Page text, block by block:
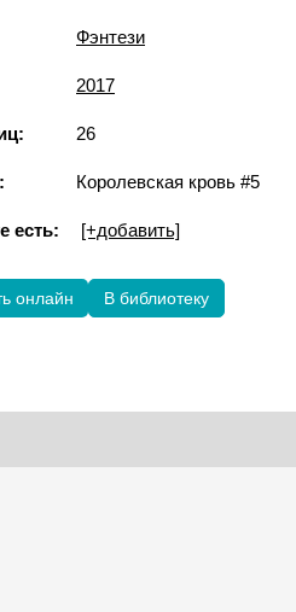
Фэнтези
2017
26
Королевская кровь #5
есть: [+добавить]
онлайн В библиотеку